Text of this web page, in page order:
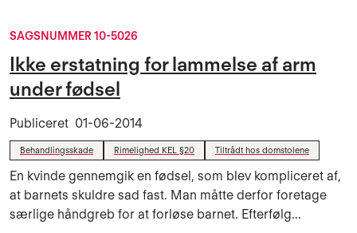
SAGSNUMMER 10-5026
Ikke erstatning for lammelse af arm
under fødsel
Publiceret 01-06-2014
Behandlingsskade Rimelighed KEL §20 Tiltrådt hos domstolene
En kvinde gennemgik en fødsel, som blev kompliceret af,
at barnets skuldre sad fast. Man måtte derfor foretage
særlige håndgreb for at forløse barnet. Efterfølg...